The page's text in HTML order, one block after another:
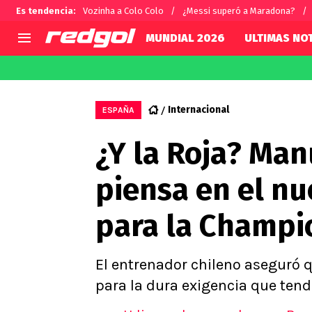
Es tendencia: Vozinha a Colo Colo ¿Messi superó a Maradona?
Selección Chilena
U de Chile
U Católica
Campeonato Nacional
Primera B
Segunda División
Copa Chile
Supercopa Chile
Campeonato Femenino
Alexis
Carlos
MUNDIAL 2026 ULTIMAS
ESPAÑA Internacional
¿Y la Roja?
piensa en el
para la
El entrenador chileno aseguró
para la dura exigencia que